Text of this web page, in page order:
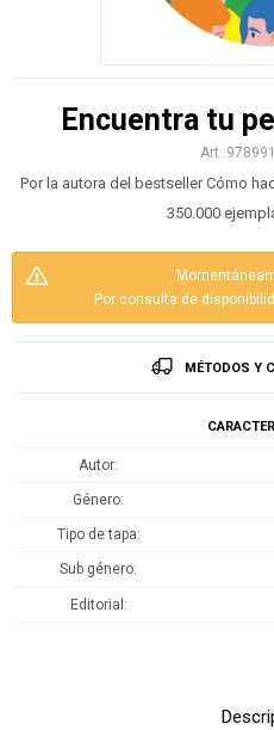
Encuentra tu
Por la autora del bestseller Cómo
350.000
Por consulta de
MÉTODOS Y
Autor
Género
Tipo de tapa
Sub género
Editorial